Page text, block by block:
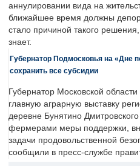
аннулировании вида на
ближайшее время должны
стало причиной такого
знает.
Губернатор Подмосковья на «Дне
сохранить все субсидии
Губернатор Московской
главную аграрную выставку
деревне Бунятино Дмитровского
фермерами меры поддержки,
задачи продовольственной
сообщили в пресс-службе